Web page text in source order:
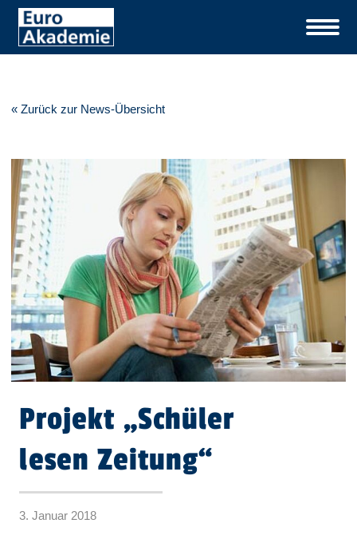
« Zurück zur News-Übersicht
Projekt „Schüler
lesen Zeitung“
3. Januar 2018